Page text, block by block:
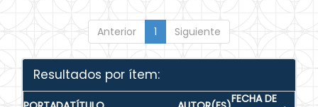
Anterior 1 Siguiente
Resultados por ítem:
FECHA DE